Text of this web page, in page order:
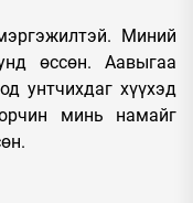
Миний
өссөн. Аавыгаа
унтчихдаг хүүхэд
минь намайг